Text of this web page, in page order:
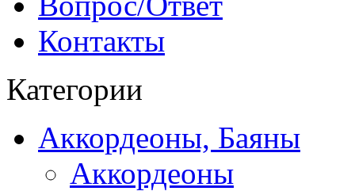
Контакты
Категории
Аккордеоны, Баяны
Аккордеоны